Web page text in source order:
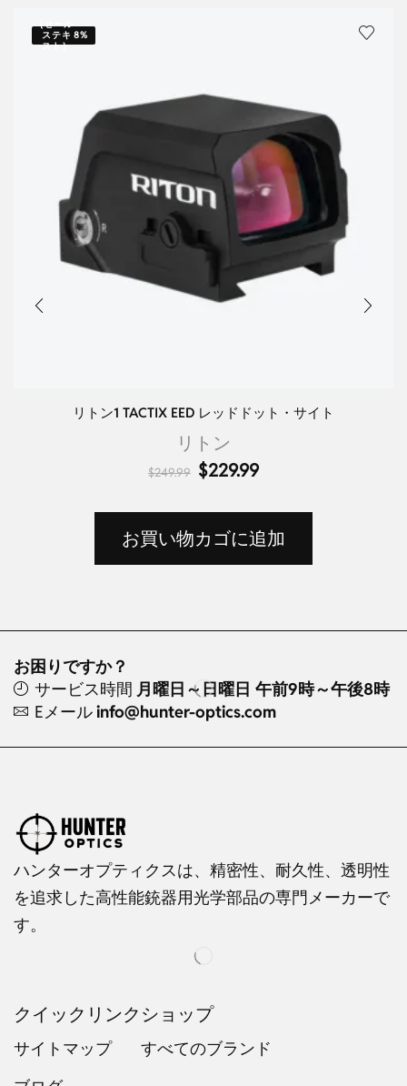
{セール
ステキ
スト｝
8%
リトン1 TACTIX EED レッドドット・サイト
リトン
$249.99 $229.99
お買い物カゴに追加
お困りですか？
サービス時間 月曜日～日曜日 午前9時～午後8時
Eメールinfo@hunter-optics.com
ハンターオプティクスは、精密性、耐久性、透明性
を追求した高性能銃器用光学部品の専門メーカーで
す。
クイックリンク
サイトマップ
ショップ
すべてのブランド